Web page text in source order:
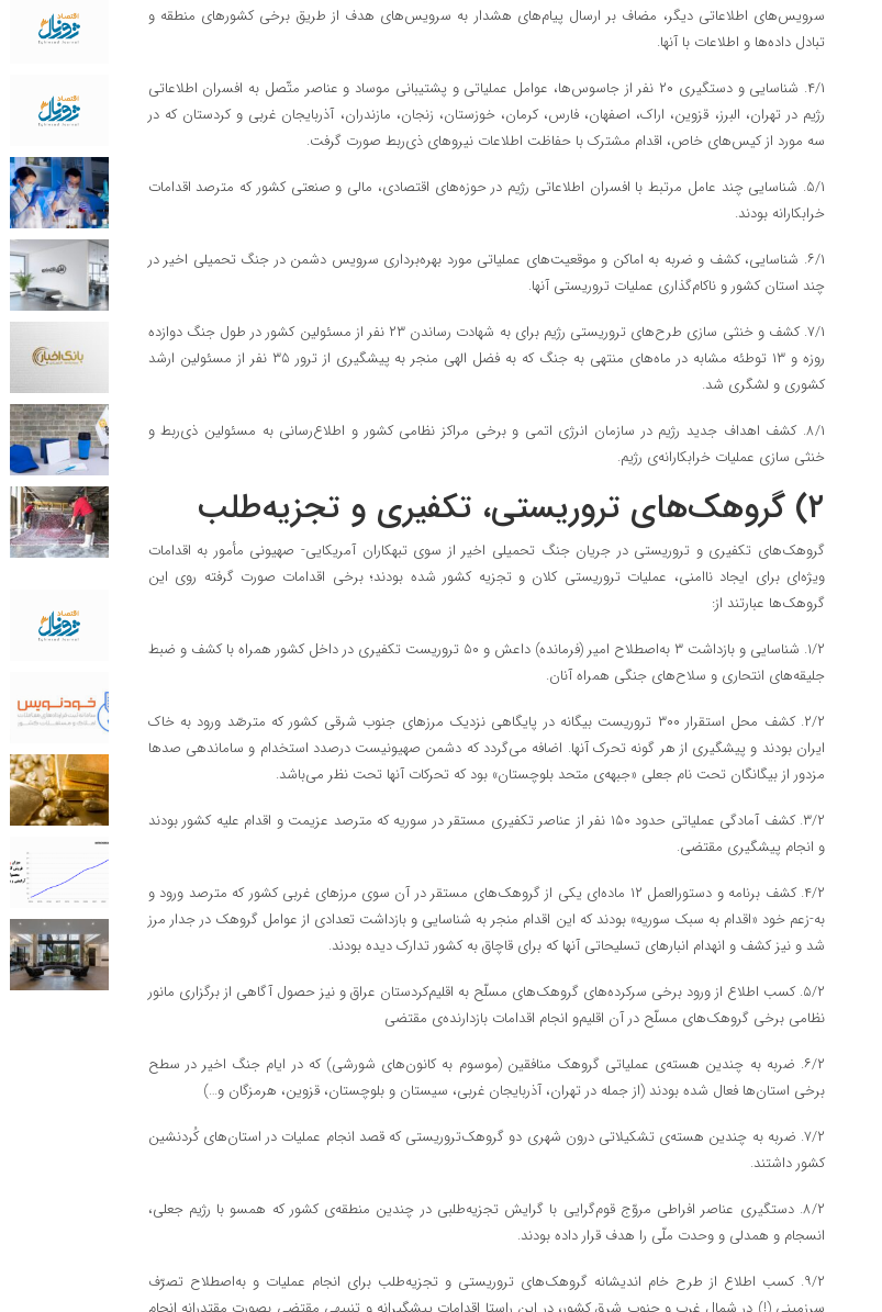
سرویس‌های اطلاعاتی دیگر، مضاف بر ارسال پیام‌های هشدار به سرویس‌های هدف از طریق برخی کشور‌های منطقه و
تبادل داده‌ها و اطلاعات با آنها.
۴/۱. شناسایی و دستگیری ۲۰ نفر از جاسوس‌ها، عوامل عملیاتی و پشتیبانی موساد و عناصر متّصل به افسران اطلاعاتی
رژیم در تهران، البرز، قزوین، اراک، اصفهان، فارس، کرمان، خوزستان، زنجان، مازندران، آذربایجان غربی و کردستان که در
سه مورد از کیس‌های خاص، اقدام مشترک با حفاظت اطلاعات نیرو‌های ذی‌ربط صورت گرفت.
۵/۱. شناسایی چند عامل مرتبط با افسران اطلاعاتی رژیم در حوزه‌های اقتصادی، مالی و صنعتی کشور که مترصد اقدامات
خرابکارانه بودند.
۶/۱. شناسایی، کشف و ضربه به اماکن و موقعیت‌های عملیاتی مورد بهره‌برداری سرویس دشمن در جنگ تحمیلی اخیر در
چند استان کشور و ناکام‌گذاری عملیات تروریستی آنها.
۷/۱. کشف و خنثی سازی طرح‌های تروریستی رژیم برای به شهادت رساندن ۲۳ نفر از مسئولین کشور در طول جنگ دوازده
روزه و ۱۳ توطئه مشابه در ماه‌های منتهی به جنگ که به فضل الهی منجر به پیشگیری از ترور ۳۵ نفر از مسئولین ارشد
کشوری و لشگری شد.
۸/۱. کشف اهداف جدید رژیم در سازمان انرژی اتمی و برخی مراکز نظامی کشور و اطلاع‌رسانی به مسئولین ذی‌ربط و
خنثی سازی عملیات خرابکارانه‌ی رژیم.
۲) گروهک‌های تروریستی، تکفیری و تجزیه‌طلب
گروهک‌های تکفیری و تروریستی در جریان جنگ تحمیلی اخیر از سوی تبهکاران آمریکایی- صهیونی مأمور به اقدامات
ویژه‌ای برای ایجاد ناامنی، عملیات تروریستی کلان و تجزیه کشور شده بودند؛ برخی اقدامات صورت گرفته روی این
گروهک‌ها عبارتند از:
۱/۲. شناسایی و بازداشت ۳ به‌اصطلاح امیر (فرمانده) داعش و ۵۰ تروریست تکفیری در داخل کشور همراه با کشف و ضبط
جلیقه‌های انتحاری و سلاح‌های جنگی همراه آنان.
۲/۲. کشف محل استقرار ۳۰۰ تروریست بیگانه در پایگاهی نزدیک مرز‌های جنوب شرقی کشور که مترصّد ورود به خاک
ایران بودند و پیشگیری از هر گونه تحرک آنها. اضافه می‌گردد که دشمن صهیونیست درصدد استخدام و ساماندهی صد‌ها
مزدور از بیگانگان تحت نام جعلی «جبهه‌ی متحد بلوچستان» بود که تحرکات آنها تحت نظر می‌باشد.
۳/۲. کشف آمادگی عملیاتی حدود ۱۵۰ نفر از عناصر تکفیری مستقر در سوریه که مترصد عزیمت و اقدام علیه کشور بودند
و انجام پیشگیری مقتضی.
۴/۲. کشف برنامه و دستورالعمل ۱۲ ماده‌ای یکی از گروهک‌های مستقر در آن سوی مرز‌های غربی کشور که مترصد ورود و
به-زعم خود «اقدام به سبک سوریه» بودند که این اقدام منجر به شناسایی و بازداشت تعدادی از عوامل گروهک در جدار مرز
شد و نیز کشف و انهدام انبار‌های تسلیحاتی آنها که برای قاچاق به کشور تدارک دیده بودند.
۵/۲. کسب اطلاع از ورود برخی سرکرده‌های گروهک‌های مسلّح به اقلیم‌کردستان عراق و نیز حصول آگاهی از برگزاری مانور
نظامی برخی گروهک‌های مسلّح در آن اقلیم‌و انجام اقدامات بازدارنده‌ی مقتضی
۶/۲. ضربه به چندین هسته‌ی عملیاتی گروهک منافقین (موسوم به کانون‌های شورشی) که در ایام جنگ اخیر در سطح
برخی استان‌ها فعال شده بودند (از جمله در تهران، آذربایجان غربی، سیستان و بلوچستان، قزوین، هرمزگان و…)
۷/۲. ضربه به چندین هسته‌ی تشکیلاتی درون شهری دو گروهک‌تروریستی که قصد انجام عملیات در استان‌های کُردنشین
کشور داشتند.
۸/۲. دستگیری عناصر افراطی مروّج قوم‌گرایی با گرایش تجزیه‌طلبی در چندین منطقه‌ی کشور که همسو با رژیم جعلی،
انسجام و همدلی و وحدت ملّی را هدف قرار داده بودند.
۹/۲. کسب اطلاع از طرح خام اندیشانه گروهک‌های تروریستی و تجزیه‌طلب برای انجام عملیات و به‌اصطلاح تصرّف